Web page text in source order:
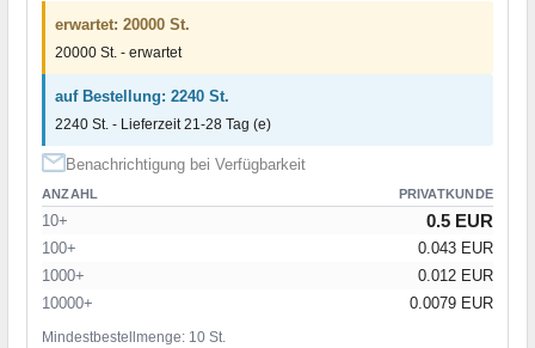
erwartet: 20000 St.
20000 St. - erwartet
auf Bestellung: 2240 St.
2240 St. - Lieferzeit 21-28 Tag (e)
Benachrichtigung bei Verfügbarkeit
ANZAHL PRIVATKUNDE
10+ 0.5 EUR
100+
0.043 EUR
1000+
0.012 EUR
10000+
0.0079 EUR
Mindestbestellmenge: 10 St.